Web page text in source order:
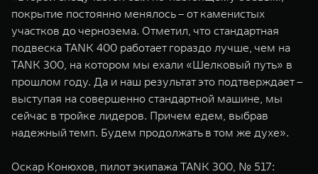
покрытие постоянно менялось – от каменистых
участков до чернозема. Отметил, что стандартная
подвеска TANK 400 работает гораздо лучше, чем на
TANK 300, на котором мы ехали «Шелковый путь» в
прошлом году. Да и наш результат это подтверждает –
выступая на совершенно стандартной машине, мы
сейчас в тройке лидеров. Причем eдем, выбрав
надежный темп. Будем продолжать в том же духе».
Оскар Конюхов, пилот экипажа TANK 300, № 517: